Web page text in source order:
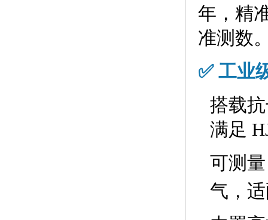
年，精
准测数
✅ 工业
搭载
满足
可测量
气，